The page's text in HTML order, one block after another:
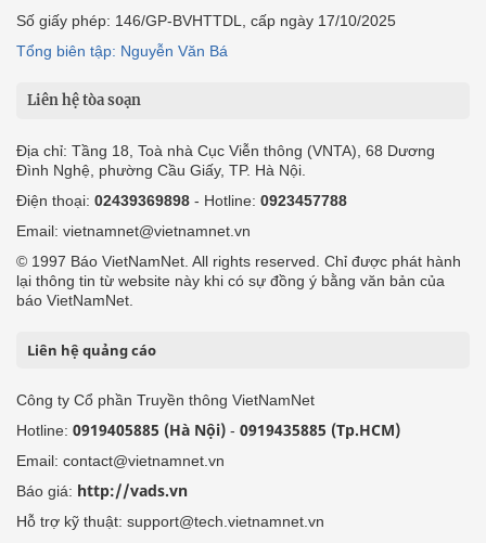
Số giấy phép: 146/GP-BVHTTDL, cấp ngày 17/10/2025
Tổng biên tập: Nguyễn Văn Bá
Liên hệ tòa soạn
Địa chỉ: Tầng 18, Toà nhà Cục Viễn thông (VNTA), 68 Dương
Đình Nghệ, phường Cầu Giấy, TP. Hà Nội.
Điện thoại: 02439369898 - Hotline: 0923457788
Email: vietnamnet@vietnamnet.vn
© 1997 Báo VietNamNet. All rights reserved. Chỉ được phát hành
lại thông tin từ website này khi có sự đồng ý bằng văn bản của
báo VietNamNet.
Liên hệ quảng cáo
Công ty Cổ phần Truyền thông VietNamNet
Hotline: 0919405885 (Hà Nội) - 0919435885 (Tp.HCM)
Email: contact@vietnamnet.vn
Báo giá: http://vads.vn
Hỗ trợ kỹ thuật: support@tech.vietnamnet.vn